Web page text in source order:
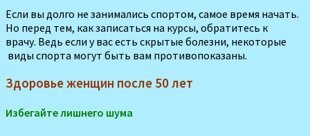
Если вы долго не занимались спортом, самое время начать.
Но перед тем, как записаться на курсы, обратитесь к
врачу. Ведь если у вас есть скрытые болезни, некоторые
виды спорта могут быть вам противопоказаны.
Здоровье женщин после 50 лет
Избегайте лишнего шума